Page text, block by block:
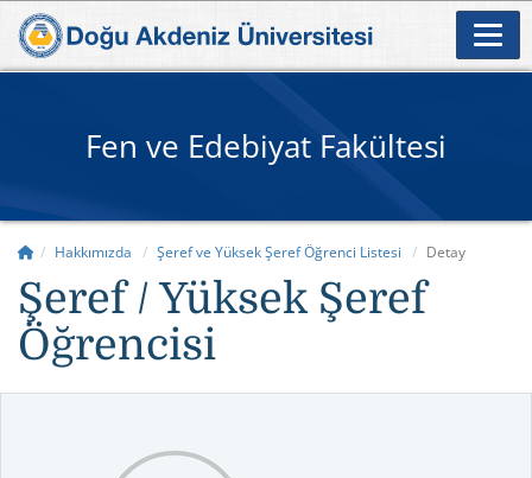
Fen ve Edebiyat Fakültesi
Hakkımızda Şeref ve Yüksek Şeref Öğrenci Listesi Detay
Şeref / Yüksek Şeref
Öğrencisi